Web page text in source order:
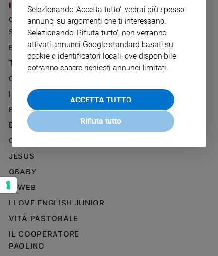
Società
e
valori
Ambiente
Creato
Volontariato
Diritti
Aziende
di
valore
della
settimana
Migranti
Diversità
e
inclusione
Costume
Cultura
e
I SITI SAN PAOLO
GRUPPO EDITORIALE
SAN PAOLO
BENESSERE
TELENOVA
GAZZETTA D'ALBA
IL GIORNALINO
EDICOLA SAN PAOLO
EDIZIONI SAN PAOLO
CREDERE
JESUS
GBABY
G-WEB
I LOVE ENGLISH JUNIOR
VITA PASTORALE
IL COOPERATORE
PAOLINO
NOTE LEGALI
PRIVACY POLICY
INFORMATIVA
WHISTLEBLOWING
SOCIAL
Selezionando 'Accetta tutto', vedrai più spesso
annunci su argomenti che ti interessano.
Selezionando 'Rifiuta tutto', non verranno
attivati annunci Google standard basati su
cookie o identificatori locali; ove disponibile
potranno essere richiesti annunci limitati.
ACCETTA TUTTO
Rifiuta tutto